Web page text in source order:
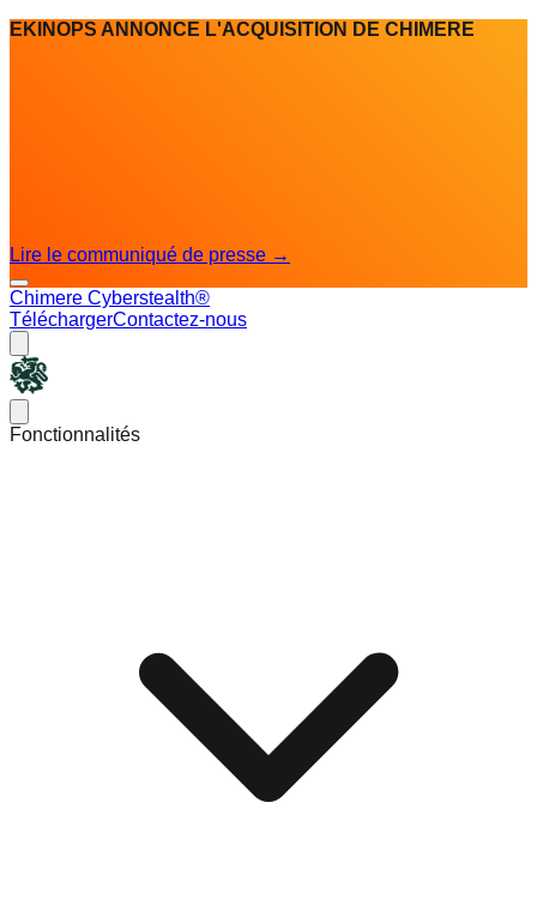
EKINOPS ANNONCE L'ACQUISITION DE CHIMERE
Lire le communiqué de presse →
Chimere Cyberstealth®
TéléchargerContactez-nous
Chimere
Fonctionnalités